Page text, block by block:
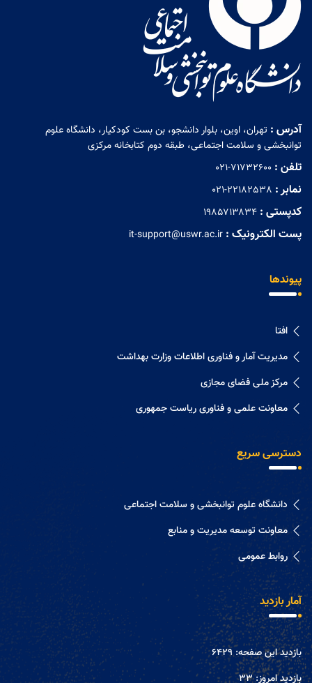
آدرس : تهران، اوین، بلوار دانشجو، بن بست کودکیار، دانشگاه علوم
توانبخشی و سلامت اجتماعی، طبقه دوم کتابخانه مرکزی
تلفن : 021-71732600
نمابر : 021-22182538
کدپستی : ۱۹۸۵۷۱۳۸۳۴
پست الکترونیک : it-support@uswr.ac.ir
پیوندها
افتا
مدیریت آمار و فناوری اطلاعات وزارت بهداشت
مرکز ملی فضای مجازی
معاونت علمی و فناوری ریاست جمهوری
دسترسی سریع
دانشگاه علوم توانبخشی و سلامت اجتماعی
معاونت توسعه مدیریت و منابع
روابط عمومی
آمار بازدید
بازدید این صفحه:6429
بازدید امروز:33